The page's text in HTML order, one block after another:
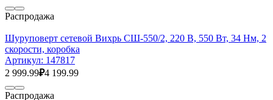
Распродажа
Шуруповерт сетевой Вихрь СШ-550/2, 220 В, 550 Вт, 34 Нм, 2
скорости, коробка
Артикул: 147817
2 999.99₽4 199.99
Распродажа